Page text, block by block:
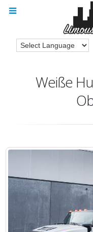
Weiße